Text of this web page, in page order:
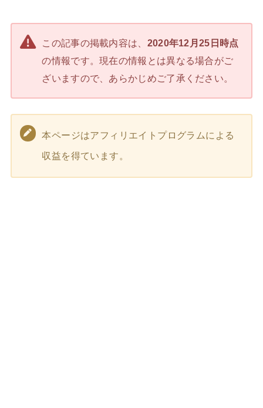
この記事の掲載内容は、 2020年12月25日時点
の情報です。現在の情報とは異なる場合がご
ざいますので、あらかじめご了承ください。
本ページはアフィリエイトプログラムによる
収益を得ています。